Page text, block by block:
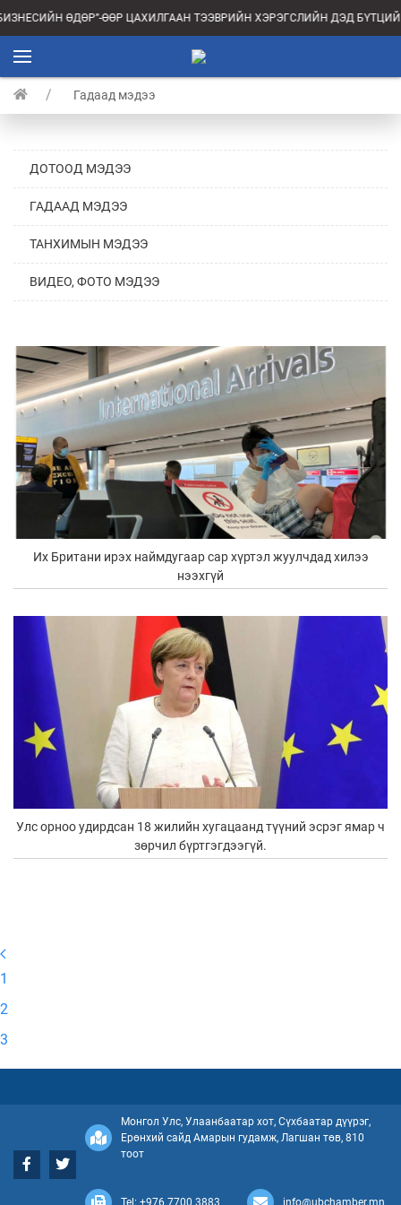
ӨДӨР”-ӨӨР ЦАХИЛГААН ТЭЭВРИЙН ХЭРЭГСЛИЙН ДЭД
Гадаад мэдээ
ДОТООД МЭДЭЭ
ГАДААД МЭДЭЭ
ТАНХИМЫН МЭДЭЭ
ВИДЕО, ФОТО МЭДЭЭ
Их Британи ирэх наймдугаар сар хүртэл жуулчдад хилээ
нээхгүй
Улс орноо удирдсан 18 жилийн хугацаанд түүний эсрэг ямар ч
зөрчил бүртгэгдээгүй.
1
2
3
Монгол Улс, Улаанбаатар хот, Сүхбаатар дүүрэг,
Ерөнхий сайд Амарын гудамж, Лагшан төв, 810
тоот
Tel: +976 7700 3883 info@ubchamber.mn